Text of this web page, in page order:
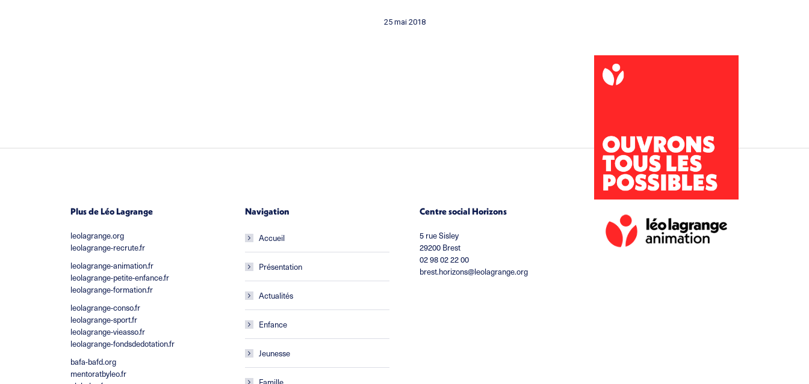
25 mai 2018
Plus de Léo Lagrange
leolagrange.org
leolagrange-recrute.fr
leolagrange-animation.fr
leolagrange-petite-enfance.fr
leolagrange-formation.fr
leolagrange-conso.fr
leolagrange-sport.fr
leolagrange-vieasso.fr
leolagrange-fondsdedotation.fr
bafa-bafd.org
mentoratbyleo.fr
Navigation
Accueil
Présentation
Actualités
Enfance
Jeunesse
Centre social Horizons
5 rue Sisley
29200 Brest
02 98 02 22 00
brest.horizons@leolagrange.org